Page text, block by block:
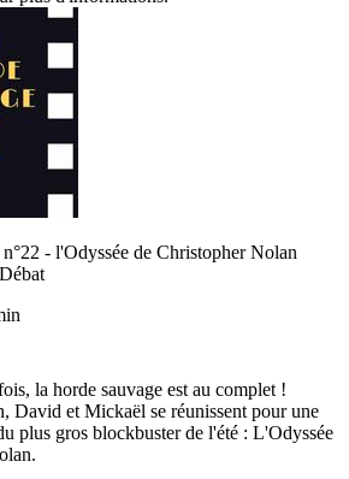
- l'Odyssée de Christopher Nolan
la horde sauvage est au complet !
David et Mickaël se réunissent pour une
plus gros blockbuster de l'été : L'Odyssée